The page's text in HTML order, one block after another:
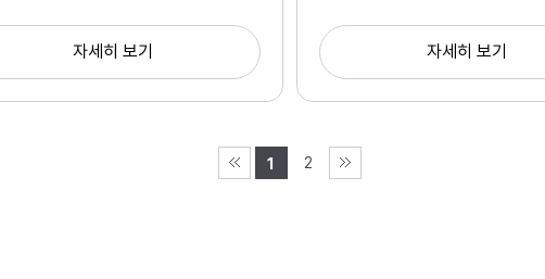
자세히 보기 자세히 보기
1 2